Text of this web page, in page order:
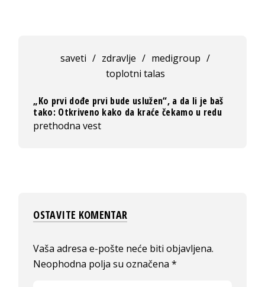
saveti / zdravlje / medigroup /
toplotni talas
„Ko prvi dođe prvi bude uslužen“, a da li je baš
tako: Otkriveno kako da kraće čekamo u redu
prethodna vest
OSTAVITE KOMENTAR
Vaša adresa e-pošte neće biti objavljena.
Neophodna polja su označena*